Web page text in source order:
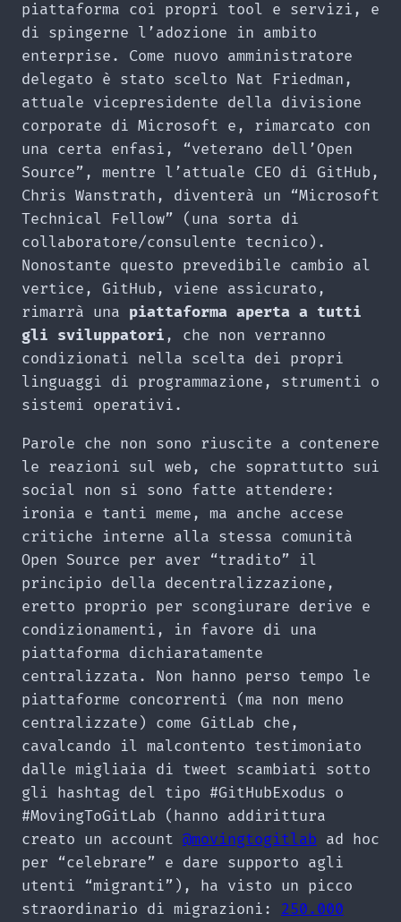
piattaforma coi propri tool e servizi, e
di spingerne l’adozione in ambito
enterprise. Come nuovo amministratore
delegato è stato scelto Nat Friedman,
attuale vicepresidente della divisione
corporate di Microsoft e, rimarcato con
una certa enfasi, “veterano dell’Open
Source”, mentre l’attuale CEO di GitHub,
Chris Wanstrath, diventerà un “Microsoft
Technical Fellow” (una sorta di
collaboratore/consulente tecnico).
Nonostante questo prevedibile cambio al
vertice, GitHub, viene assicurato,
rimarrà una piattaforma aperta a tutti
gli sviluppatori , che non verranno
condizionati nella scelta dei propri
linguaggi di programmazione, strumenti o
sistemi operativi.
Parole che non sono riuscite a contenere
le reazioni sul web, che soprattutto sui
social non si sono fatte attendere:
ironia e tanti meme, ma anche accese
critiche interne alla stessa comunità
Open Source per aver “tradito” il
principio della decentralizzazione,
eretto proprio per scongiurare derive e
condizionamenti, in favore di una
piattaforma dichiaratamente
centralizzata. Non hanno perso tempo le
piattaforme concorrenti (ma non meno
centralizzate) come GitLab che,
cavalcando il malcontento testimoniato
dalle migliaia di tweet scambiati sotto
gli hashtag del tipo #GitHubExodus o
#MovingToGitLab (hanno addirittura
creato un account @movingtogitlab ad hoc
per “celebrare” e dare supporto agli
utenti “migranti”), ha visto un picco
straordinario di migrazioni: 250.000